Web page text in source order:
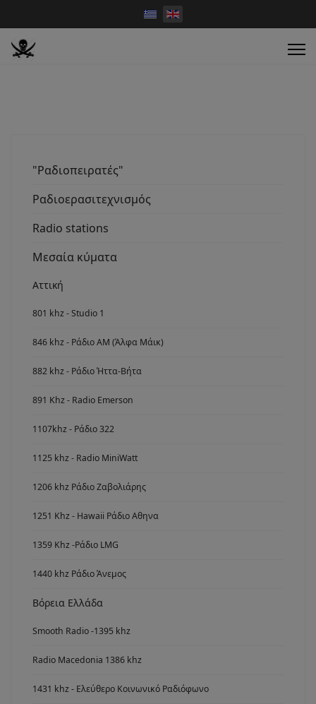
"Ραδιοπειρατές"
Ραδιοερασιτεχνισμός
Radio stations
Μεσαία κύματα
Αττική
801 khz - Studio 1
846 khz - Ράδιο ΑΜ (Άλφα Μάικ)
882 khz - Ράδιο Ήττα-Βήτα
891 Khz - Radio Emerson
1107khz - Ράδιο 322
1125 khz - Radio MiniWatt
1206 khz Ράδιο Ζαβολιάρης
1251 Khz - Hawaii Ράδιο Αθηνα
1359 Khz -Ράδιο LMG
1440 khz Ράδιο Άνεμος
Βόρεια Ελλάδα
Smooth Radio -1395 khz
Radio Macedonia 1386 khz
1431 khz - Ελεύθερο Κοινωνικό Ραδιόφωνο